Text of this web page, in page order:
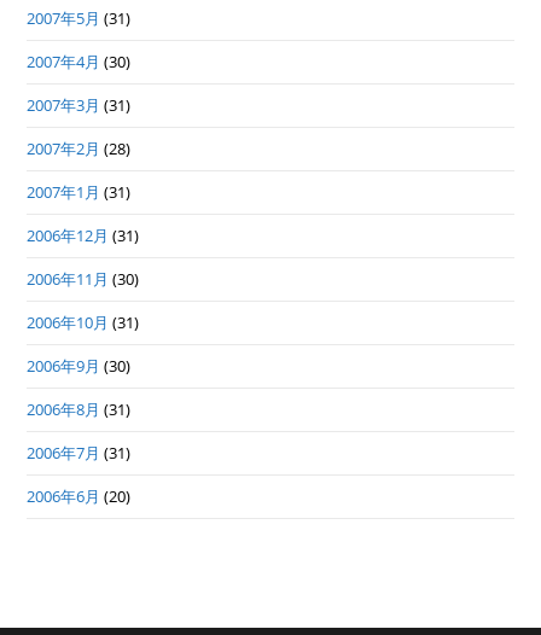
2007年5月 (31)
2007年4月 (30)
2007年3月 (31)
2007年2月 (28)
2007年1月 (31)
2006年12月 (31)
2006年11月 (30)
2006年10月 (31)
2006年9月 (30)
2006年8月 (31)
2006年7月 (31)
2006年6月 (20)